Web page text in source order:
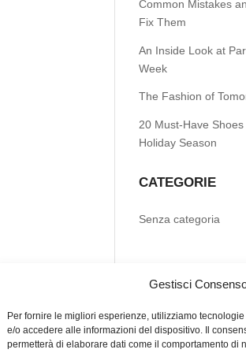
Gestisci
Per fornire le migliori esperienze, utilizziamo
e/o accedere alle informazioni del dispositivo. Il
permetterà di elaborare dati come il comportamento di
Common Mistakes
Fix Them
An Inside Look at
Week
The Fashion of
20 Must-Have
Holiday Season
CATEGORIE
Senza categoria